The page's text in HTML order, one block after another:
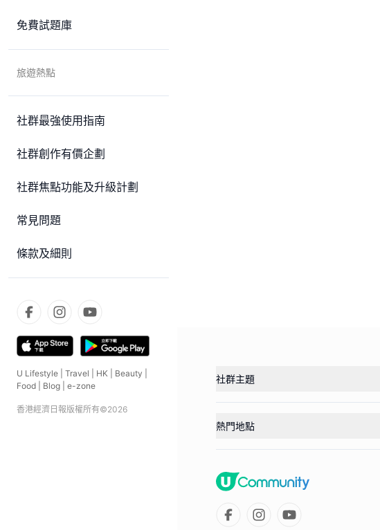
免費試題庫
旅遊熱點
社群最強使用指南
社群創作有價企劃
社群焦點功能及升級計劃
常見問題
條款及細則
U Lifestyle Travel HK Beauty
Food
Blog e-zone
香港經濟日報版權所有©2026
社群主題
熱門地點